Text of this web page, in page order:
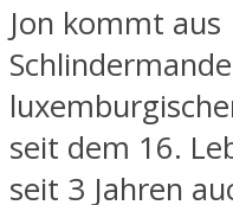
Jon kommt aus
seit dem 16.
seit 3 Jahren